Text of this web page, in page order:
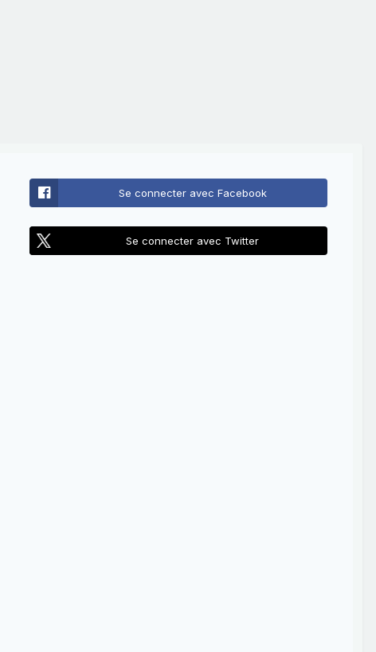
Se connecter avec Facebook
Se connecter avec Twitter